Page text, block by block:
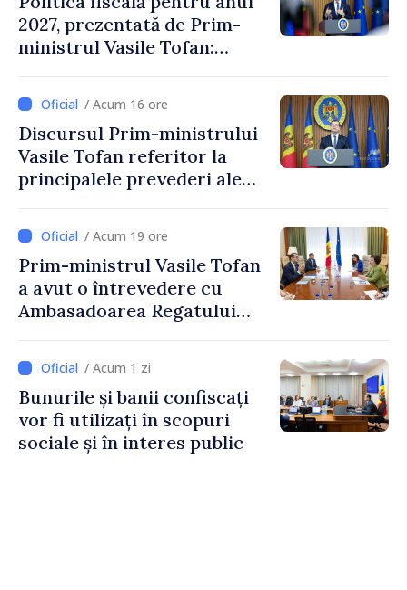
2027, prezentată de Prim-
ministrul Vasile Tofan:
stimularea investițiilor și o
taxare mai echitabilă
/ Acum 16 ore
Discursul Prim-ministrului
Vasile Tofan referitor la
principalele prevederi ale
2027
/ Acum 19 ore
Prim-ministrul Vasile Tofan
a avut o întrevedere cu
Ambasadoarea Regatului
Irlandei de Nord, Fern
Horine / Acum 1 zi
Bunurile și banii confiscați
vor fi utilizați în scopuri
sociale și în interes public